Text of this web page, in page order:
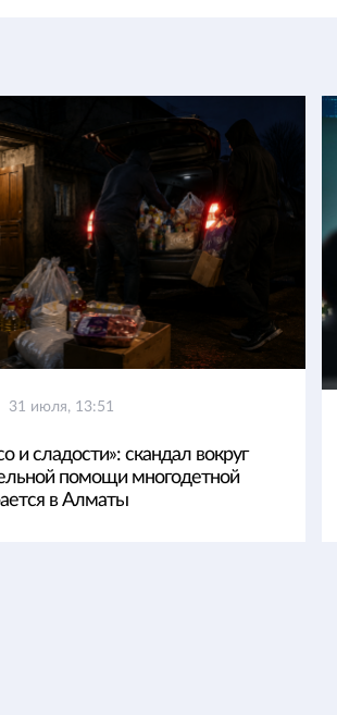
31 июля, 13:51
и сладости»: скандал вокруг
помощи многодетной
в Алматы